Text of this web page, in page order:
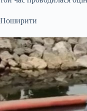
Поширити